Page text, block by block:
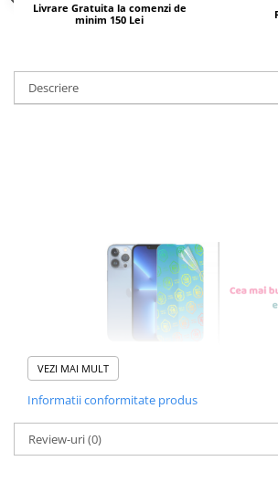
Livrare Gratuita la comenzi de
minim 150 Lei
Descriere
Foliile noastre sunt
VEZI MAI MULT
Informatii conformitate produs
Review-uri(0)